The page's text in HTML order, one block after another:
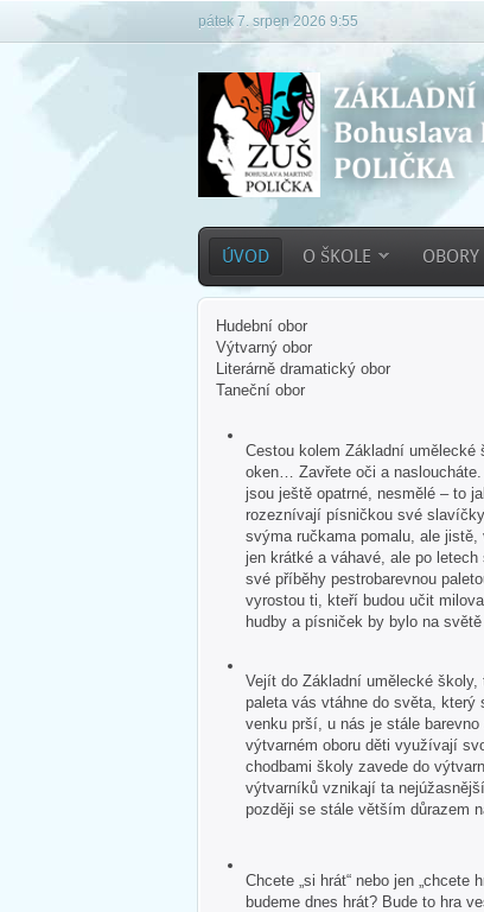
pátek 7. srpen 2026 9:55
ÚVOD O ŠKOLE OBORY
Hudební obor
Výtvarný obor
Literárně dramatický obor
Taneční obor
Cestou kolem Základní
oken… Zavřete oči a
jsou ještě opatrné, nesmělé – to
rozeznívají písničkou své
svýma ručkama pomalu, ale
jen krátké a váhavé, ale po
své příběhy pestrobarevnou
vyrostou ti, kteří budou učit
hudby a písniček by bylo na
Vejít do Základní umělecké
paleta vás vtáhne do světa,
venku prší, u nás je stále
výtvarném oboru děti využívají
chodbami školy zavede do
výtvarníků vznikají ta
později se stále větším důrazem
Chcete „si hrát“ nebo jen „chcete
budeme dnes hrát? Bude to hra